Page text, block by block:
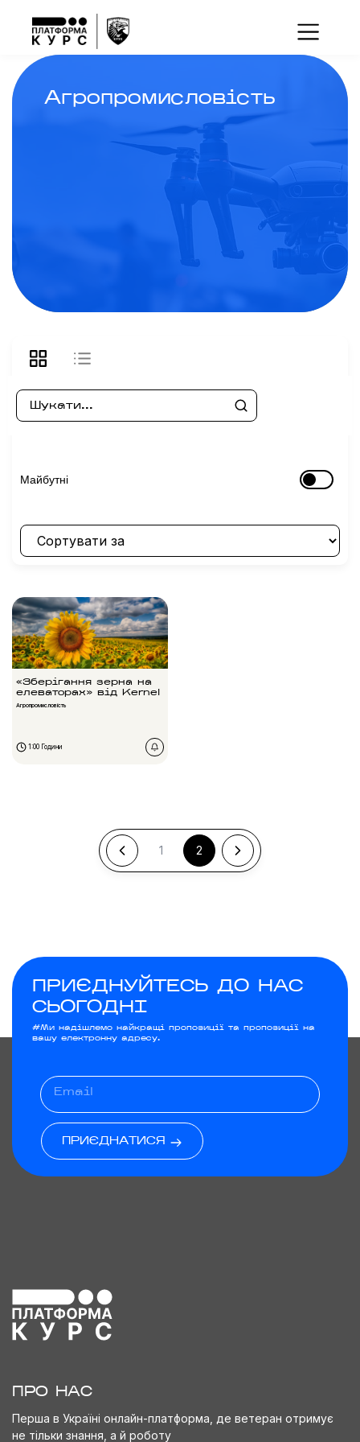
Агропромисловість
Майбутні
«Зберігання зерна на
елеваторах» від Kernel
Агропромисловість
1:00 Години
1 2
ПРИЄДНУЙТЕСЬ ДО НАС
СЬОГОДНІ
#Ми надішлемо найкращі пропозиції та пропозиції на
вашу електронну адресу.
ПРИЄДНАТИСЯ
ПРО НАС
Перша в Україні онлайн-платформа, де ветеран отримує
не тільки знання, а й роботу